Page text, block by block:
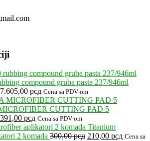
compound gruba pasta 237/946ml
7.605,00 рсдRaspon
cena:
od
2.580,00 рсд
do
7.605,00 рсд
Cena sa PDV-om
CUTTING PAD 5
рсдTrenutna
cena
je:
Cena sa PDV-om
Titanium
2 komada 300,00рсд Originalna
210,00 рсдTrenutna
Cena sa